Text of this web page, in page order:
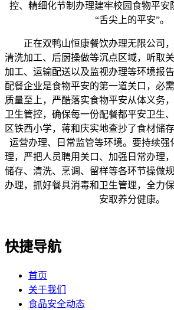
控、精细化节制办理建牢校园食物平安
“舌尖上的平安”。
正在双鸭山恒康餐饮办理无限公司，
清洗加工、后厨操做等沉点区域，听取
加工、运输配送以及监视办理等环境报
配餐企业是食物平安的第一道关口，必
质量至上，严酷落实食物平安从体义务
卫生管控，确保每一份配餐都平安卫生
区铁西小学，蒋和庆实地查抄了食材储
运营办理、日常监管等环境。要持续强
理，严把人员聘用关口、加强日常办理
储存、清洗、烹调、留样等各环节操做
办理，抓好餐具消毒和卫生管理，全力
安取养分健康。
快捷导航
首页
关于我们
食品安全动态